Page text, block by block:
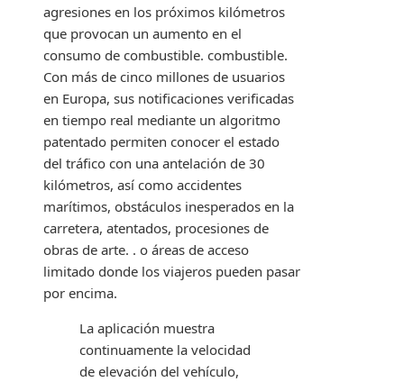
agresiones en los próximos kilómetros
que provocan un aumento en el
consumo de combustible. combustible.
Con más de cinco millones de usuarios
en Europa, sus notificaciones verificadas
en tiempo real mediante un algoritmo
patentado permiten conocer el estado
del tráfico con una antelación de 30
kilómetros, así como accidentes
marítimos, obstáculos inesperados en la
carretera, atentados, procesiones de
obras de arte. . o áreas de acceso
limitado donde los viajeros pueden pasar
por encima.
La aplicación muestra
continuamente la velocidad
de elevación del vehículo,